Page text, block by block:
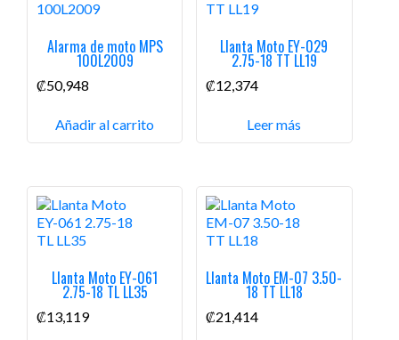
Alarma de moto MPS
100L2009
₡50,948
Añadir al carrito
Llanta Moto EY-029
2.75-18 TT LL19
₡12,374
Leer más
Llanta Moto EY-061
2.75-18 TL LL35
₡13,119
Llanta Moto EM-07 3.50-
18 TT LL18
₡21,414